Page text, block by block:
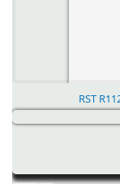
RST